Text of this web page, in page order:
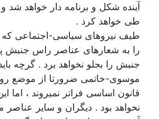
آینده شکل و برنامه دار خواهد
طی خواهد کرد .
طیف نیروهای سیاسی-اجتماعی
را به شعارهای عناصر راس جنبش پا
جنبش را بجلو نخواهد برد . گرچه
موسوی-خاتمی ضرورتا از موضع
قانون اساسی فراتر نمیروند ، اما
نخواهد بود . دیگران و سایر